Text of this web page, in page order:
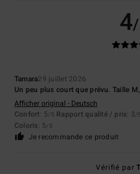
4
Tamara29 juillet 2026
Un peu plus court que prévu. Taille
Afficher original - Deutsch
Confort: 5/5 Rapport qualité / prix: 3/5
Coloris: 5/5
Je recommande ce produit
Vérifié par